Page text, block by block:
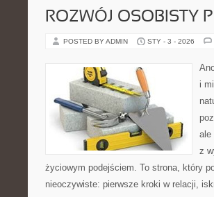
ROZWÓJ OSOBISTY
POSTED BY ADMIN STY - 3 - 2026
i
ale
z
życiowym podejściem. To strona, który
nieoczywiste: pierwsze kroki w relacji,